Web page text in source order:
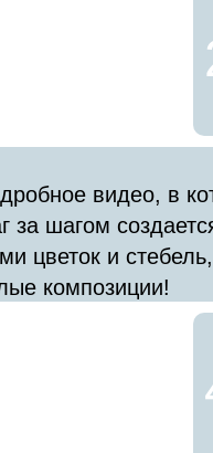
видео, в
за шагом
цветок и
композиции!